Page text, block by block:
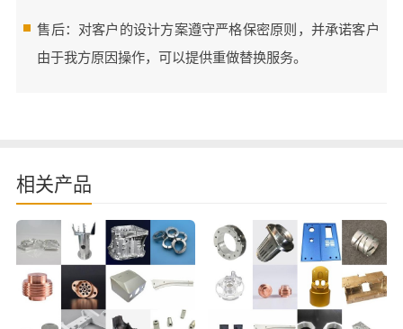
售后：对客户的设计方案遵守严格保密原则，并承诺客户
由于我方原因操作，可以提供重做替换服务。
相关产品